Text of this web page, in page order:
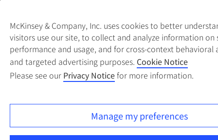
McKinsey& Company
Japan
McKinsey & Company, Inc. uses cookies to better
visitors use our site, to collect and analyze information on
performance and usage, and for cross-context behavioral
and targeted advertising purposes. Cookie Notice
Please see our Privacy Noticefor more information.
Manage my preferences